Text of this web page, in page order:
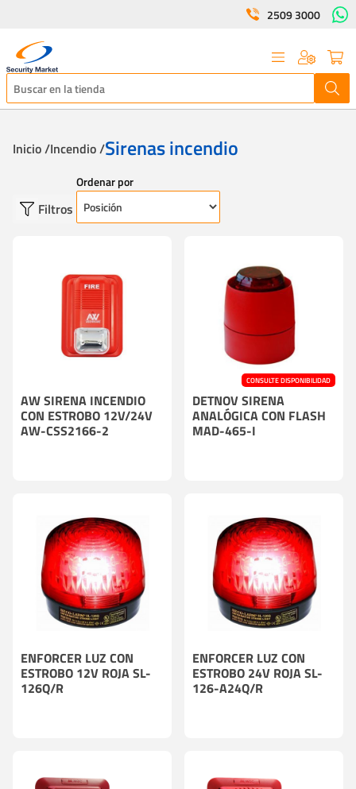
2509 3000
Inicio /Incendio /Sirenas incendio
Filtros
Ordenar por
AW SIRENA INCENDIO
CON ESTROBO 12V/24V
AW-CSS2166-2
CONSULTE DISPONIBILIDAD
DETNOV SIRENA
ANALÓGICA CON FLASH
MAD-465-I
ENFORCER LUZ CON
ESTROBO 12V ROJA SL-
126Q/R
ENFORCER LUZ CON
ESTROBO 24V ROJA SL-
126-A24Q/R